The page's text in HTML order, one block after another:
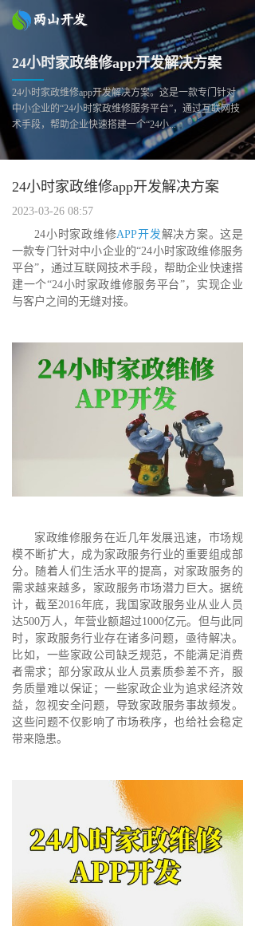
24小时家政维修app开发解决方案
24小时家政维修app开发解决方案。这是一款专门针对
中小企业的“24小时家政维修服务平台”，通过互联网技
术手段，帮助企业快速搭建一个“24小...
24小时家政维修app开发解决方案
2023-03-26 08:57
24小时家政维修APP开发解决方案。这是
一款专门针对中小企业的“24小时家政维修服务
平台”，通过互联网技术手段，帮助企业快速搭
建一个“24小时家政维修服务平台”，实现企业
与客户之间的无缝对接。
家政维修服务在近几年发展迅速，市场规
模不断扩大，成为家政服务行业的重要组成部
分。随着人们生活水平的提高，对家政服务的
需求越来越多，家政服务市场潜力巨大。据统
计，截至2016年底，我国家政服务业从业人员
达500万人，年营业额超过1000亿元。但与此同
时，家政服务行业存在诸多问题，亟待解决。
比如，一些家政公司缺乏规范，不能满足消费
者需求；部分家政从业人员素质参差不齐，服
务质量难以保证；一些家政企业为追求经济效
益，忽视安全问题，导致家政服务事故频发。
这些问题不仅影响了市场秩序，也给社会稳定
带来隐患。